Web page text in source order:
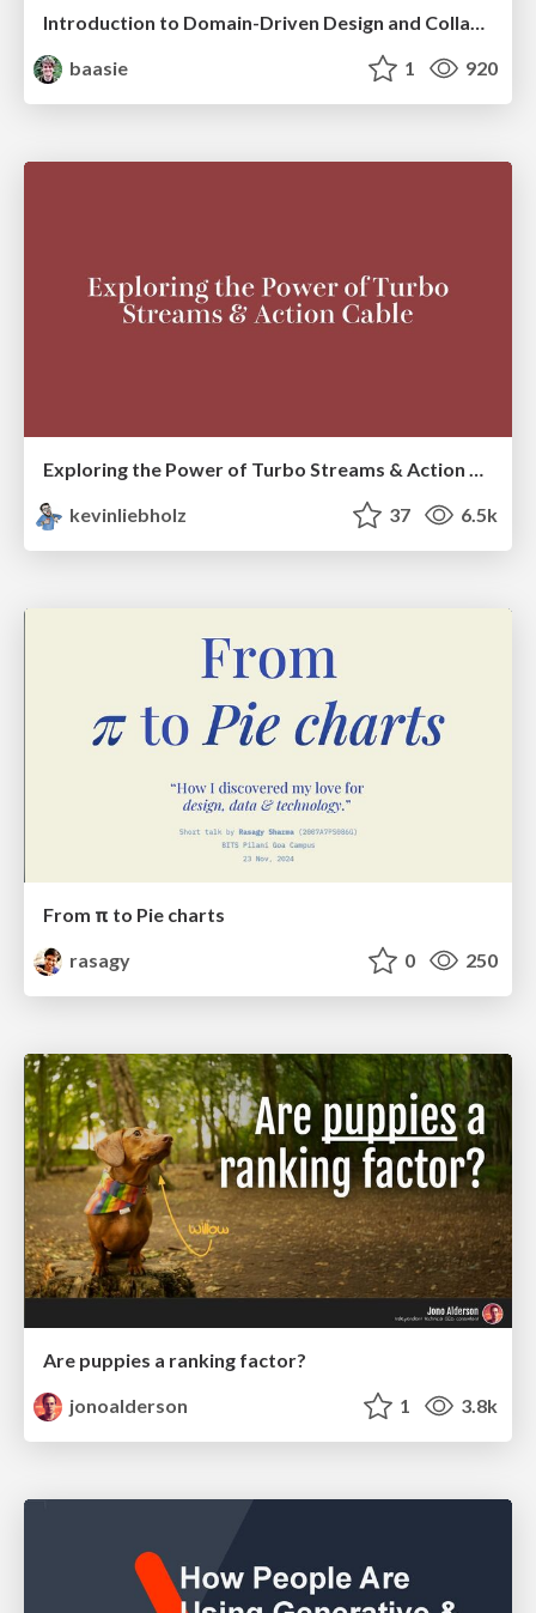
Introduction to Domain-Driven Design and Collaborative software design
baasie
1 920
kevinliebholz
37 6.5k
From π to Pie charts
rasagy
0 250
Are puppies a ranking factor?
jonoalderson
1 3.8k